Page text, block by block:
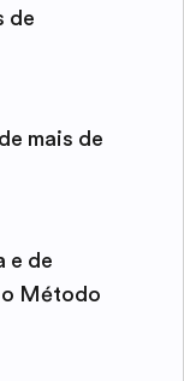
de
mais de
e de
Método